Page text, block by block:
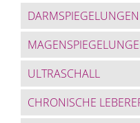
DARMSPIEGELUNGEN
ULTRASCHALL
CHRONISCHE